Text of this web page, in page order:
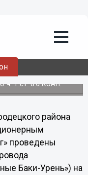
по
Марий из
в отношении ЗАО
ч. 1 ст. 8.6 КоАП.
района
проведены
Баки-Урень») на